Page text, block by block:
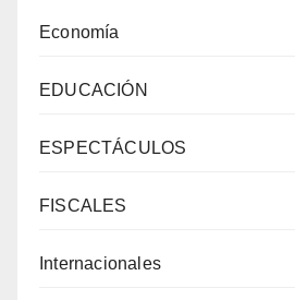
Economía
EDUCACIÓN
ESPECTÁCULOS
FISCALES
Internacionales